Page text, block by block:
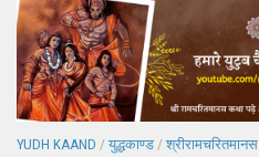
YUDH KAAND / युद्धकाण्ड / श्रीरामचरितमानस